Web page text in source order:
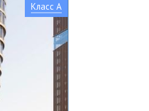
Класс A